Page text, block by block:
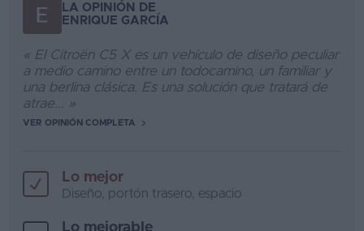
LA OPINIÓN DE
ENRIQUE GARCÍA
« El Citroën C5 X es un vehículo de diseño peculiar
a medio camino entre un todocamino, un familiar y
una berlina clásica. Es una solución que tratará de
atrae... »
VER OPINIÓN COMPLETA
Lo mejor
Diseño, portón trasero, espacio